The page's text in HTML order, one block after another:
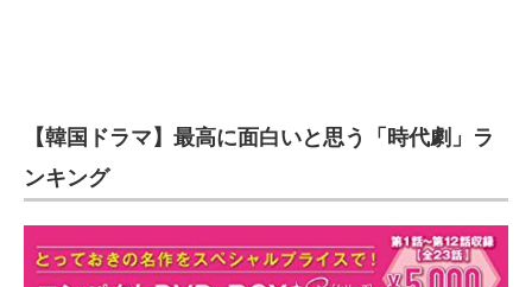
【韓国ドラマ】最高に面白いと思う「時代劇」ラ
ンキング